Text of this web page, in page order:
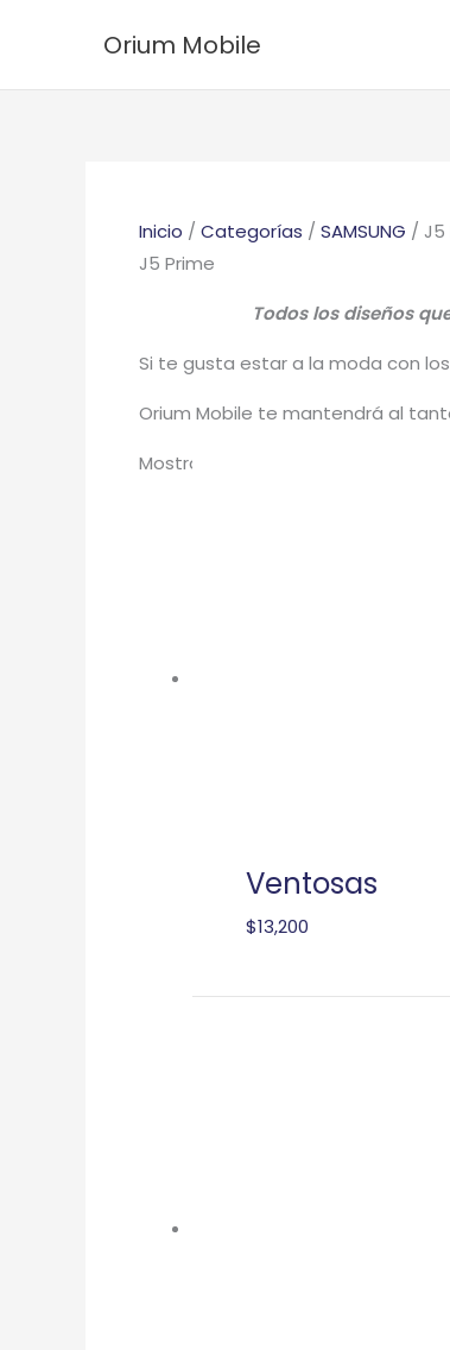
Orium Mobile
Inicio / Categorías / SAMSUNG / J5
J5 Prime
Todos los diseños
Si te gusta estar a la moda con
Orium Mobile te mantendrá al
Mostrando 1–25 de 76 resultados
Ventosas
$13,200